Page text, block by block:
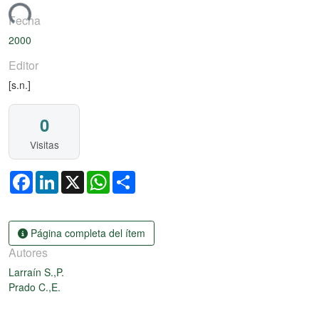
Fecha
2000
Editor
[s.n.]
0
Visitas
FacebookLinkedIn
X WhatsApp
Página completa del ítem
Autores
Larraín S.,P.
Prado C.,E.